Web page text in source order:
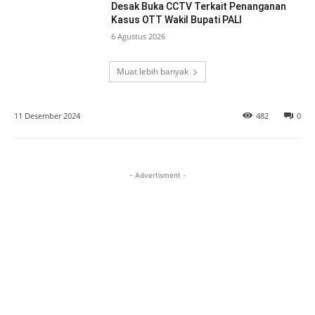
Desak Buka CCTV Terkait Penanganan
Kasus OTT Wakil Bupati PALI
6 Agustus 2026
Muat lebih banyak
11 Desember 2024 0
482
- Advertisment -